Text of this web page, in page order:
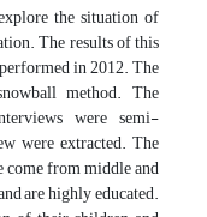
the situation of
The results of this
in 2012. The
method. The
were semi-
were extracted. The
come from middle and
are highly educated.